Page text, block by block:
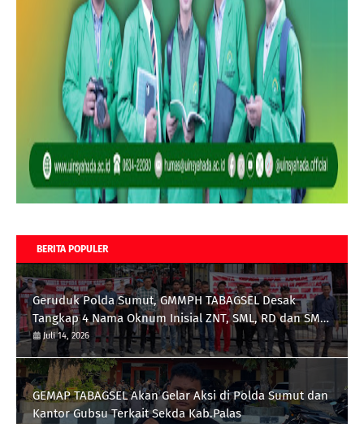
BERITA POPULER
Geruduk Polda Sumut, GMMPH TABAGSEL Desak
Tangkap 4 Nama Oknum Inisial ZNT, SML, RD dan SMB
terkait Tambang Emas Ilegal di Perbatasan
Tapsel/Madina
Juli 14, 2026
GEMAP TABAGSEL Akan Gelar Aksi di Polda Sumut dan
Kantor Gubsu Terkait Sekda Kab.Palas